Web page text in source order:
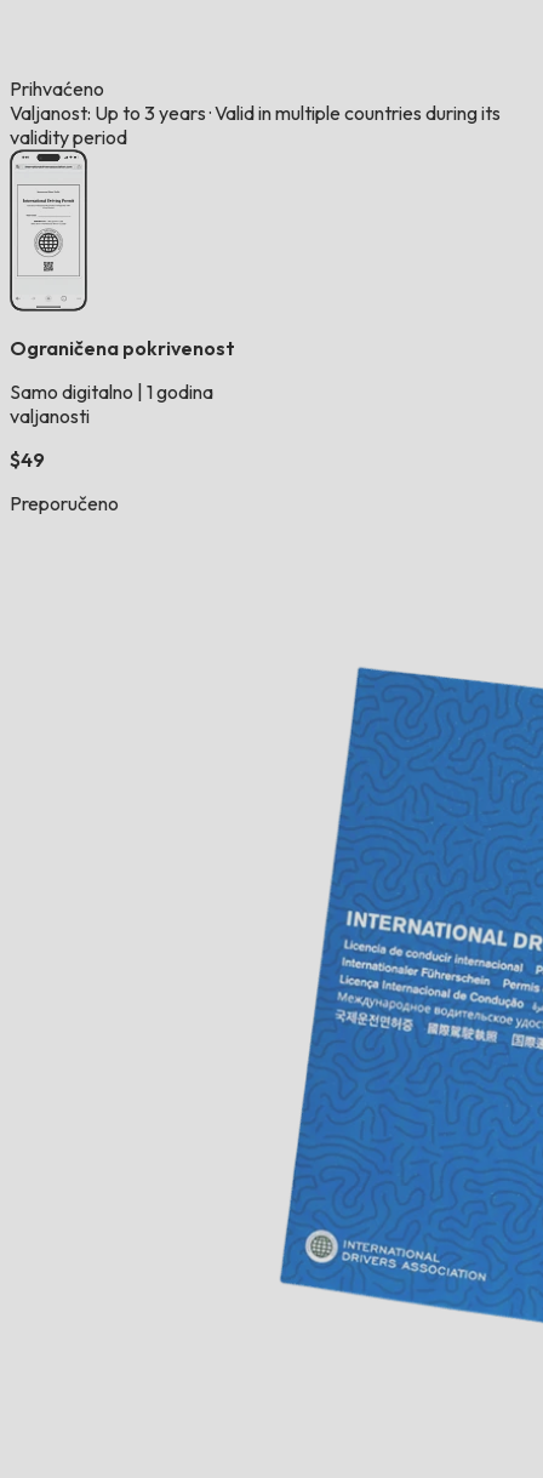
Prihvaćeno
Valjanost: Up to 3 years ·Valid in multiple countries during its
validity period
Ograničena pokrivenost
Samo digitalno 1 godina
valjanosti
$49
Preporučeno